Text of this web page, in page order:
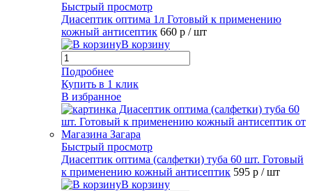
Быстрый просмотр
Диасептик оптима 1л Готовый к применению
кожный антисептик 660 р / шт
В корзину
Подробнее
Купить в 1 клик
В избранное
Быстрый просмотр
Диасептик оптима (салфетки) туба 60 шт. Готовый
к применению кожный антисептик 595 р / шт
В корзину